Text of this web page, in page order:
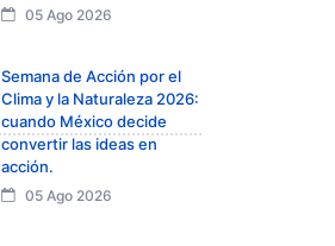
05 Ago 2026
Semana de Acción por el
Clima y la Naturaleza 2026:
cuando México decide
convertir las ideas en
acción.
05 Ago 2026